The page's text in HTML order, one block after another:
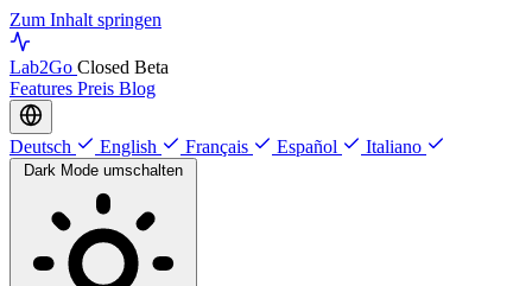
Zum Inhalt springen
Lab2Go Closed Beta
Features Preis Blog
Deutsch English Français Español Italiano
Dark Mode umschalten